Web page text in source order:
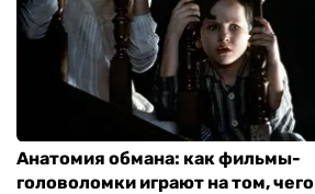
Анатомия обмана: как фильмы-
головоломки играют на том, чего